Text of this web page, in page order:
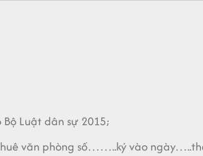
Luật dân sự 2015;
văn phòng số……..ký vào